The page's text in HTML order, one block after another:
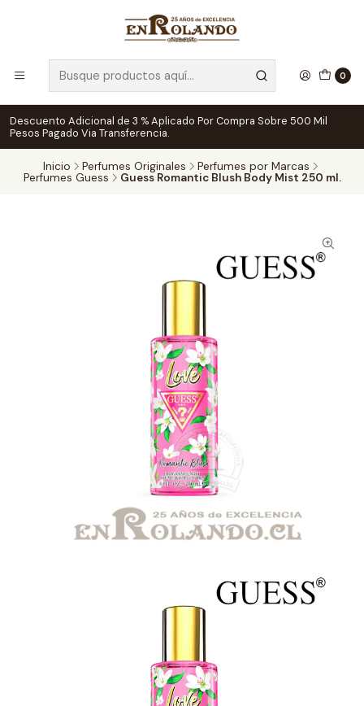
0
Descuento Adicional de 3 % Aplicado Por Compra Sobre 500 Mil
Pesos Pagado Via Transferencia.
Inicio Perfumes Originales
Perfumes por Marcas
Perfumes Guess
Guess Romantic Blush Body Mist 250 ml.